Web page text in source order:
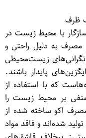
با محیط زیست در
مصرف به دلیل راحتی و
نگرانی‌های زیست‌محیطی
پایدار باشند.
که با استفاده از
منفی بر محیط زیست را
اکو ساخته شده از
شده‌اند و فاقد مواد